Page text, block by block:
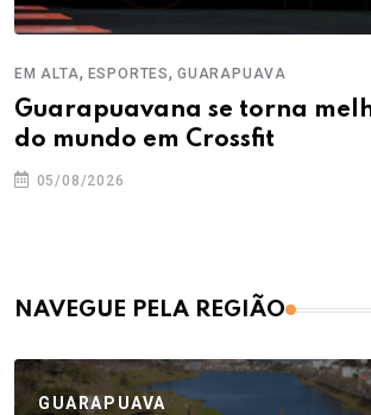
EM ALTA, ESPORTES,GUARAPUAVA
Guarapuavana se torna
do mundo em Crossfit
05/08/2026
NAVEGUE PELA REGIÃO
GUARAPUAVA